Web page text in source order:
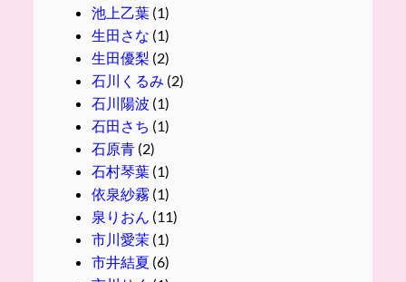
池上乙葉(1)
生田さな (1)
生田優梨 (2)
石川くるみ (2)
石川陽波 (1)
石田さち (1)
石原青(2)
石村琴葉(1)
依泉紗霧 (1)
泉りおん (11)
市川愛茉(1)
市井結夏 (6)